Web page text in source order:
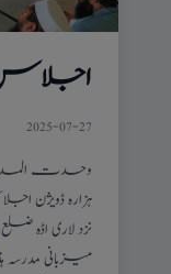
اجلاس
2025-07-27
وحدت
ہزارہ ڈویژن
نزد لاری اڈہ
میزبانی مدرسہ